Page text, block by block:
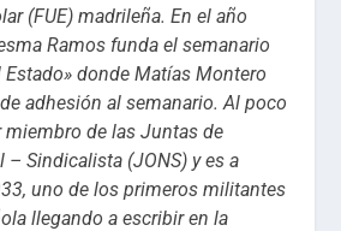
(FUE) madrileña. En el año
Ramos funda el semanario
Estado» donde Matías Montero
adhesión al semanario. Al poco
miembro de las Juntas de
– Sindicalista (JONS) y es a
uno de los primeros militantes
llegando a escribir en la